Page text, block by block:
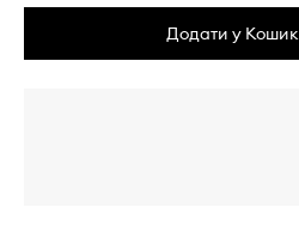
Додати у Кошик